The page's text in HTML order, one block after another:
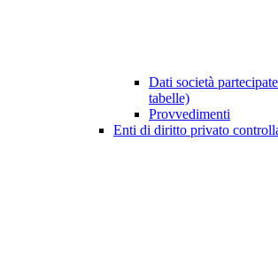
Dati società
tabelle)
Provvedimenti
Enti di diritto privato